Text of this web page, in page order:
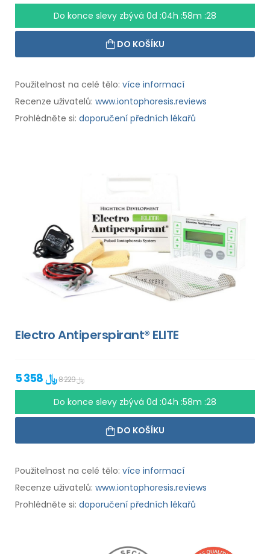
Do konce slevy zbývá 0d :04h :58m :27
DO KOŠÍKU
Použitelnost na celé tělo: více informací
Recenze uživatelů: www.iontophoresis.reviews
Prohlédněte si: doporučení předních lékařů
Electro Antiperspirant® ELITE
5 358 ﷼ 8 229 ﷼
Do konce slevy zbývá 0d :04h :58m :27
DO KOŠÍKU
Použitelnost na celé tělo: více informací
Recenze uživatelů: www.iontophoresis.reviews
Prohlédněte si: doporučení předních lékařů